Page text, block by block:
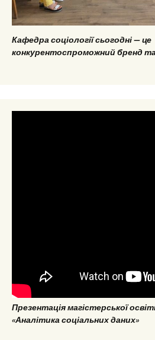
Кафедра соціології сьогодні — це
конкурентоспроможний бренд
Презентація магістерської
«Аналітика соціальних даних»